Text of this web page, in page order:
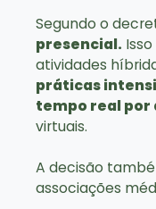
Segundo o
presencial.
atividades
práticas
tempo real por
virtuais.
A decisão
associações